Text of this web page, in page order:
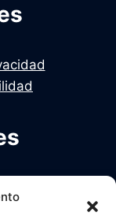
y Alcalde
el Siglo XXI